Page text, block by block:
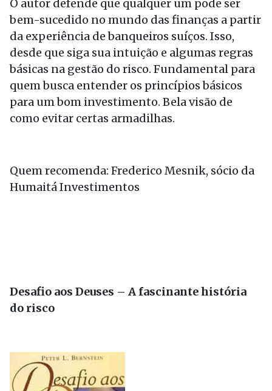
O autor defende que qualquer um pode ser
bem-sucedido no mundo das finanças a partir
da experiência de banqueiros suíços. Isso,
desde que siga sua intuição e algumas regras
básicas na gestão do risco. Fundamental para
quem busca entender os princípios básicos
para um bom investimento. Bela visão de
como evitar certas armadilhas.
Quem recomenda: Frederico Mesnik, sócio da
Humaitá Investimentos
Desafio aos Deuses – A fascinante história
do risco